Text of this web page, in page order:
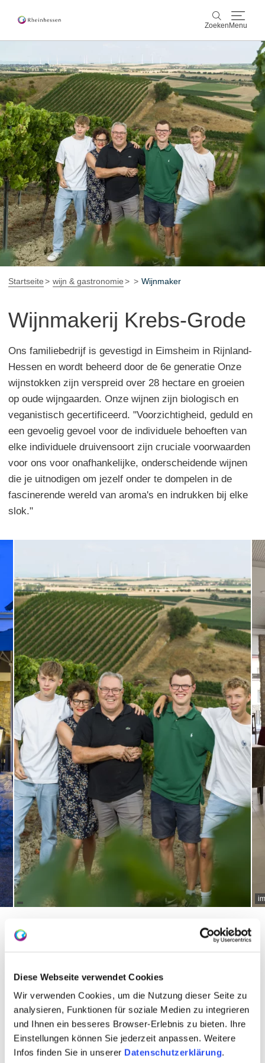
Diese Webseite verwendet Cookies
Wir verwenden Cookies, um die Nutzung dieser Seite zu
analysieren, Funktionen für soziale Medien zu integrieren
und Ihnen ein besseres Browser-Erlebnis zu bieten. Ihre
Einstellungen können Sie jederzeit anpassen. Weitere
Infos finden Sie in unserer Datenschutzerklärung.
Zoeken Menu
Zoeken
wijn & gastronomie
actief & natuur
Cultuur & Steden
Events
reservering & service
Rheinhessen-Blog kaart
Startseite wijn & gastronomie Wijnmaker
Wijnmakerij Krebs-Grode
Ons familiebedrijf is gevestigd in Eimsheim in Rijnland-
Hessen en wordt beheerd door de 6e generatie Onze
wijnstokken zijn verspreid over 28 hectare en groeien
op oude wijngaarden. Onze wijnen zijn biologisch en
veganistisch gecertificeerd. "Voorzichtigheid, geduld en
een gevoelig gevoel voor de individuele behoeften van
elke individuele druivensoort zijn cruciale voorwaarden
voor ons voor onafhankelijke, onderscheidende wijnen
die je uitnodigen om jezelf onder te dompelen in de
fascinerende wereld van aroma's en indrukken bij elke
slok."
Over ons
Keldermeester Annette und Hubertus Krebs
Wijngaarden 28 Hectare
gespecialiseerde handel